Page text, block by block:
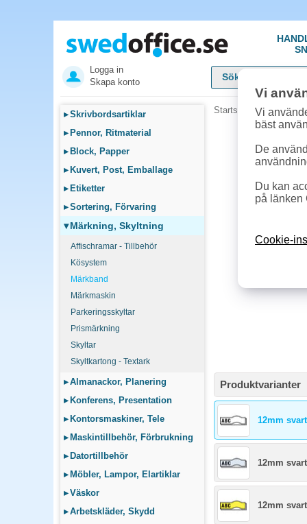
Logga in
Skapa konto
▸Skrivbordsartiklar
▸ Pennor, Ritmaterial
▸ Block, Papper
▸ Kuvert, Post, Emballage
▸ Etiketter
▸Sortering, Förvaring
▾Märkning, Skyltning
Affischramar - Tillbehör
Kösystem
Märkband
Märkmaskin
Parkeringsskyltar
Prismärkning
Skyltar
Skyltkartong - Textark
▸Almanackor, Planering
▸ Konferens, Presentation
▸ Kontorsmaskiner, Tele
▸ Maskintillbehör, Förbrukning
▸ Datortillbehör
▸ Möbler, Lampor, Elartiklar
▸Väskor
▸Arbetskläder, Skydd
Startsida »Märkning,
Produktvarianter
12mm
12mm
12mm
Vi
Vi
bäst
De
Du kan
på länken
Cookie-